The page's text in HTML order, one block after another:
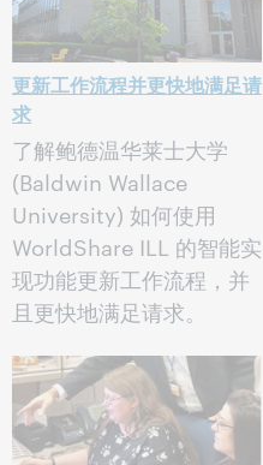
更新工作流程并更快地满足请
求
了解鲍德温华莱士大学
(Baldwin Wallace
University) 如何使用
WorldShare ILL 的智能实
现功能更新工作流程，并
且更快地满足请求。